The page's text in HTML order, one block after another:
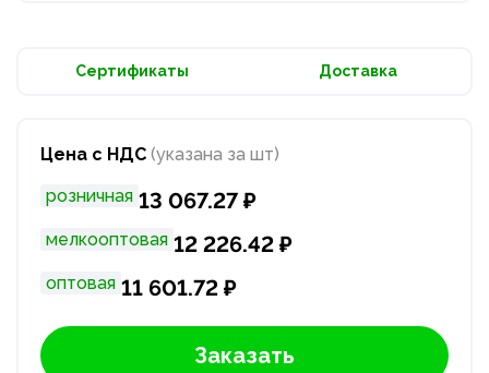
Сертификаты Доставка
Цена с НДС (указана за шт)
розничная 13 067.27 ₽
мелкооптовая 12 226.42 ₽
оптовая 11 601.72 ₽
Заказать